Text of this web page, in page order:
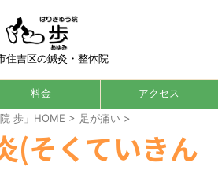
住吉区の鍼灸・整体院
料金 アクセス
歩」HOME > 足が痛い >
(そくていきん